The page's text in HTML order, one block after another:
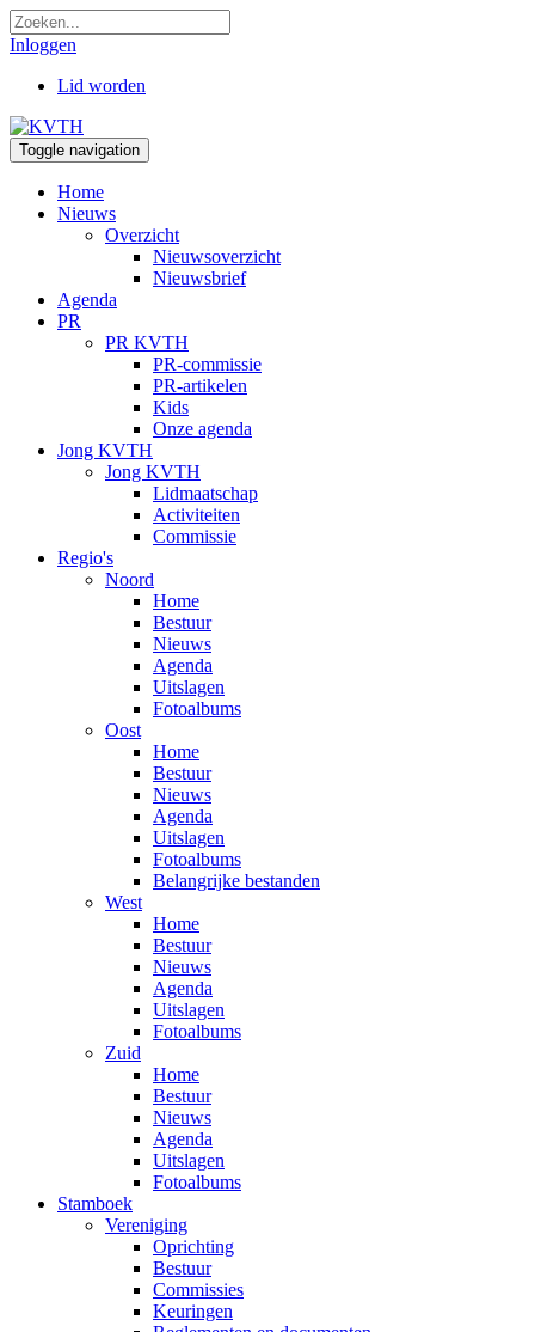
Inloggen
Lid worden
Toggle navigation
Home
Nieuws
Overzicht
Nieuwsoverzicht
Nieuwsbrief
Agenda
PR
PR KVTH
PR-commissie
PR-artikelen
Kids
Onze agenda
Jong KVTH
Jong KVTH
Lidmaatschap
Activiteiten
Commissie
Regio's
Noord
Home
Bestuur
Nieuws
Agenda
Uitslagen
Fotoalbums
Oost
Home
Bestuur
Nieuws
Agenda
Uitslagen
Fotoalbums
Belangrijke bestanden
West
Home
Bestuur
Nieuws
Agenda
Uitslagen
Fotoalbums
Zuid
Home
Bestuur
Nieuws
Agenda
Uitslagen
Fotoalbums
Stamboek
Vereniging
Oprichting
Bestuur
Commissies
Keuringen